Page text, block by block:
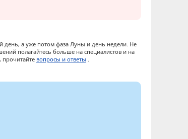
день, а уже потом фаза Луны и день недели. Не
полагайтесь больше на специалистов и на
прочитайте вопросы и ответы .